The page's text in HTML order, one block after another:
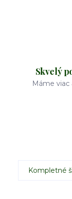
Skvelý
Máme viac
Kompletné